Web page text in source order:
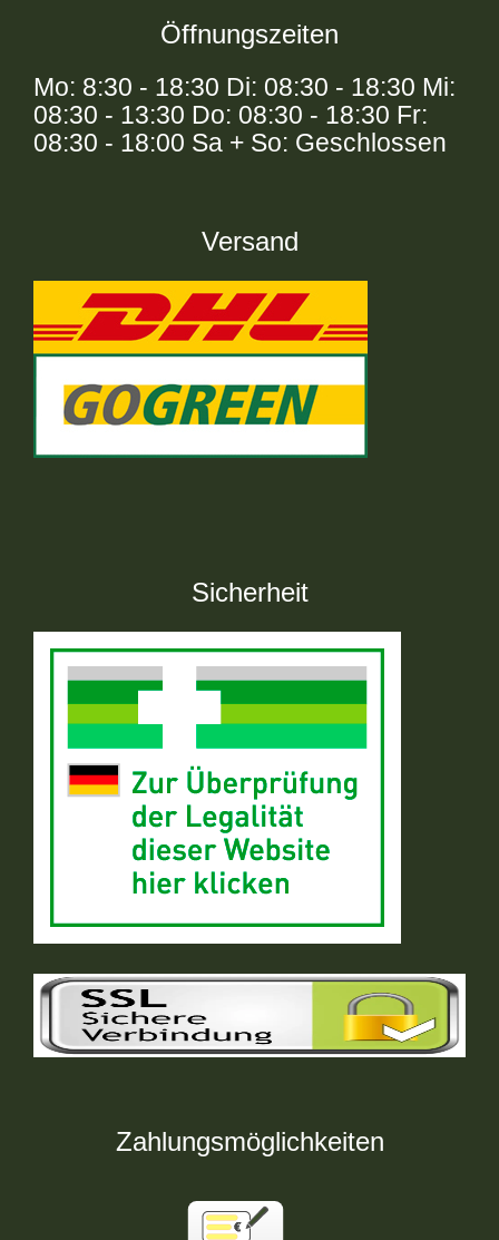
Öffnungszeiten
Mo: 8:30 - 18:30 Di: 08:30 - 18:30 Mi:
08:30 - 13:30 Do: 08:30 - 18:30 Fr:
08:30 - 18:00 Sa + So: Geschlossen
Versand
Sicherheit
Zahlungsmöglichkeiten